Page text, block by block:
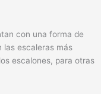
con una forma de
las escaleras más
escalones, para otras